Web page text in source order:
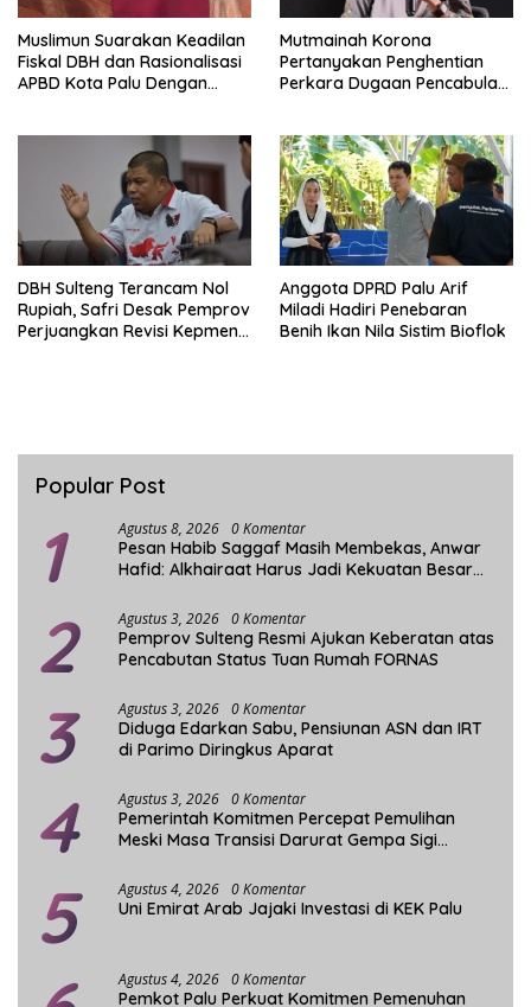
Muslimun Suarakan Keadilan
Fiskal DBH dan Rasionalisasi
APBD Kota Palu Dengan
Mutmainah Korona
Pertanyakan Penghentian
Perkara Dugaan Pencabulan
DBH Sulteng Terancam Nol
Rupiah, Safri Desak Pemprov
Perjuangkan Revisi Kepmen
Anggota DPRD Palu Arif
Miladi Hadiri Penebaran
Benih Ikan Nila Sistim Bioflok
Popular Post
1 Agustus 8, 2026 0 Komentar
Pesan Habib Saggaf Masih Membekas, Anwar
Hafid: Alkhairaat Harus Jadi Kekuatan Besar
2 Agustus 3, 2026 0 Komentar
Pemprov Sulteng Resmi Ajukan Keberatan atas
Pencabutan Status Tuan Rumah FORNAS
3 Agustus 3, 2026 0 Komentar
Diduga Edarkan Sabu, Pensiunan ASN dan IRT
di Parimo Diringkus Aparat
4 Agustus 3, 2026 0 Komentar
Pemerintah Komitmen Percepat Pemulihan
Meski Masa Transisi Darurat Gempa Sigi
5 Agustus 4, 2026 0 Komentar
Uni Emirat Arab Jajaki Investasi di KEK Palu
Agustus 4, 2026 0 Komentar
Pemkot Palu Perkuat Komitmen Pemenuhan